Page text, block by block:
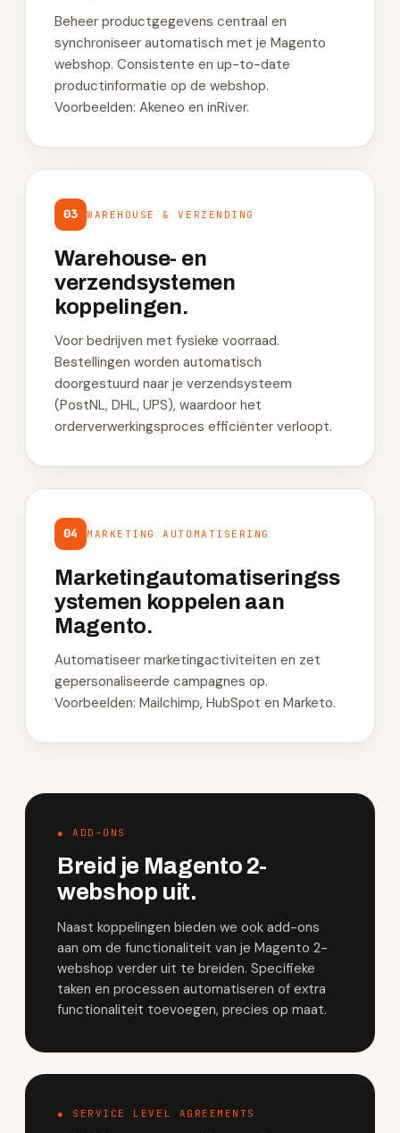
Beheer productgegevens centraal en
synchroniseer automatisch met je Magento
webshop. Consistente en up-to-date
productinformatie op de webshop.
Voorbeelden: Akeneo en inRiver.
03 WAREHOUSE & VERZENDING
Warehouse- en
verzendsystemen
koppelingen.
Voor bedrijven met fysieke voorraad.
Bestellingen worden automatisch
doorgestuurd naar je verzendsysteem
(PostNL, DHL, UPS), waardoor het
orderverwerkingsproces efficiënter verloopt.
04 MARKETING AUTOMATISERING
Marketingautomatiseringss
ystemen koppelen aan
Magento.
Automatiseer marketingactiviteiten en zet
gepersonaliseerde campagnes op.
Voorbeelden: Mailchimp, HubSpot en Marketo.
● ADD-ONS
Breid je Magento 2-
webshop uit.
Naast koppelingen bieden we ook add-ons
aan om de functionaliteit van je Magento 2-
webshop verder uit te breiden. Specifieke
taken en processen automatiseren of extra
functionaliteit toevoegen, precies op maat.
● SERVICE LEVEL AGREEMENTS